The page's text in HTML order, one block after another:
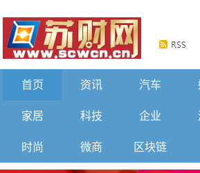
首页 资讯 汽车
家居 科技 企业
时尚 微商 区块链